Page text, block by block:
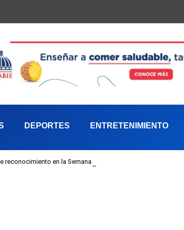
DEPORTES ENTRETENIMIENTO
en la Semana Mundial de la Lactancia Materna